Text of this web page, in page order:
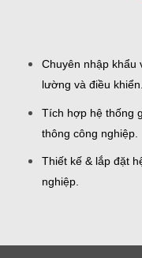
Chuyên nhập khẩu
lường và điều khiển.
Tích hợp hệ thống
thông công nghiệp.
Thiết kế & lắp đặt
nghiệp.